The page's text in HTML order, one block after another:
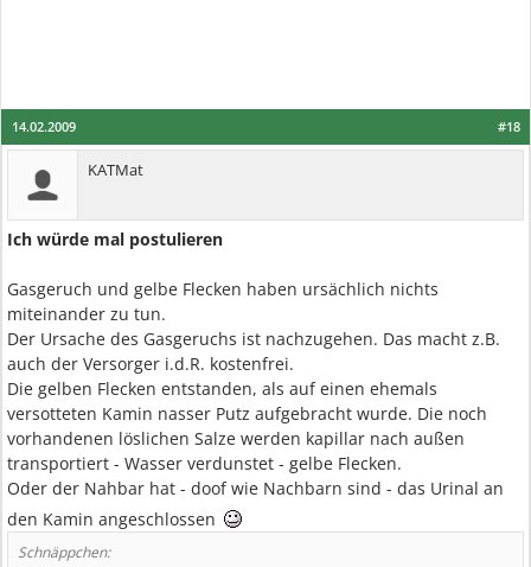
#18
14.02.2009
KATMat
Ich würde mal postulieren
Gasgeruch und gelbe Flecken haben ursächlich nichts
miteinander zu tun.
Der Ursache des Gasgeruchs ist nachzugehen. Das macht z.B.
auch der Versorger i.d.R. kostenfrei.
Die gelben Flecken entstanden, als auf einen ehemals
versotteten Kamin nasser Putz aufgebracht wurde. Die noch
vorhandenen löslichen Salze werden kapillar nach außen
transportiert - Wasser verdunstet - gelbe Flecken.
Oder der Nahbar hat - doof wie Nachbarn sind - das Urinal an
den Kamin angeschlossen
Schnäppchen: